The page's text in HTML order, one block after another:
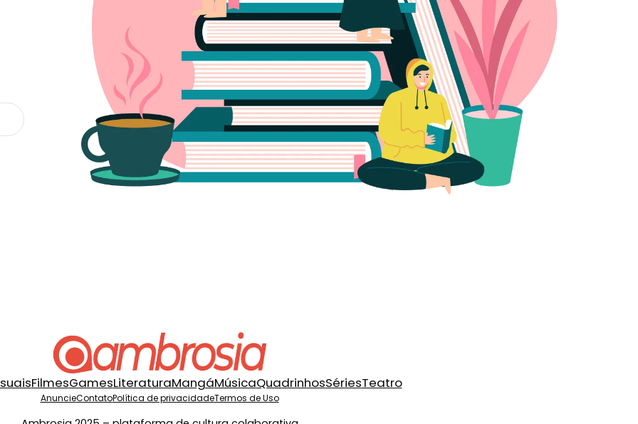
FilmesGamesLiteraturaMangáMúsicaQuadrinhosSériesTeatro
AnuncieContatoPolítica de privacidadeTermos de Uso